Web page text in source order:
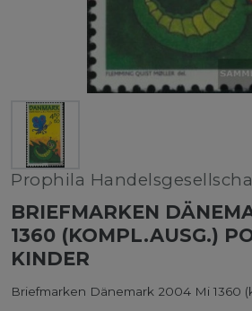
Prophila
BRIEFMARKEN
1360 (KOMPL.AUSG.)
KINDER
Briefmarken Dänemark 2004 Mi 1360